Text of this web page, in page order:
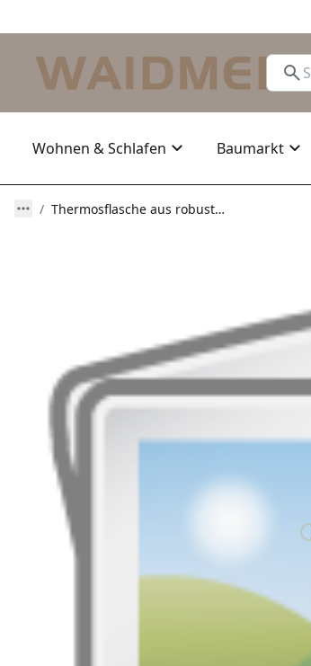
Wohnen & Schlafen Baumarkt
Thermosflasche aus robustem Edelstahl